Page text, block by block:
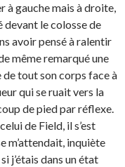
à gauche mais à droite,
devant le colosse de
avoir pensé à ralentir
même remarqué une
tout son corps face à
qui se ruait vers la
de pied par réflexe.
de Field, il s’est
m’attendait, inquiète
j’étais dans un état